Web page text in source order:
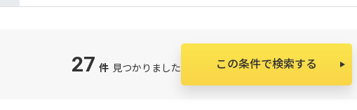
27 件 見つかりました この条件で検索する